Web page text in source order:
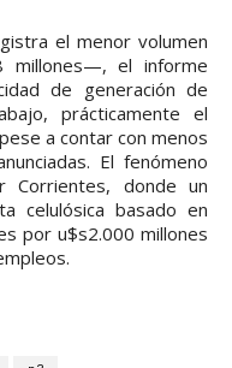
el menor volumen
millones—, el informe
de generación de
prácticamente el
a contar con menos
El fenómeno
Corrientes, donde un
celulósica basado en
por u$s2.000 millones